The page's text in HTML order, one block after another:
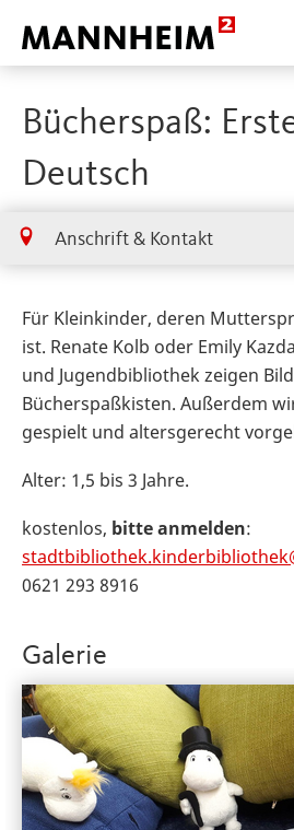
Bücherspaß:
Deutsch
Anschrift & Kontakt
Für Kleinkinder, deren
ist. Renate Kolb oder Emily
und Jugendbibliothek zeigen
Bücherspaßkisten. Außerdem
gespielt und altersgerecht
Alter: 1,5 bis 3 Jahre.
kostenlos, bitte anmelden:
0621 293 8916
Galerie